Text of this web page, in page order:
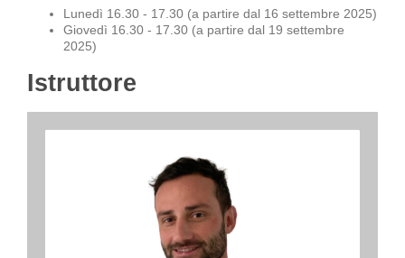
Lunedì 16.30 - 17.30 (a partire dal 16 settembre 2025)
Giovedì 16.30 - 17.30 (a partire dal 19 settembre
2025)
Istruttore